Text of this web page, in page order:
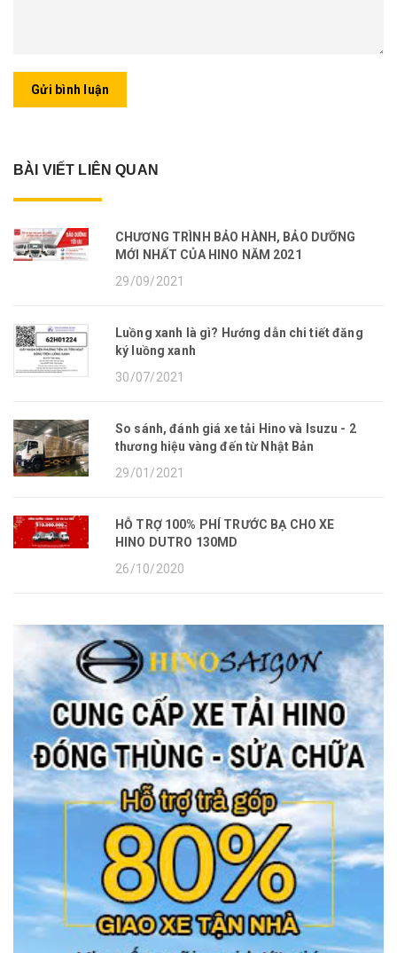
Gửi bình luận
BÀI VIẾT LIÊN QUAN
CHƯƠNG TRÌNH BẢO HÀNH, BẢO DƯỠNG
MỚI NHẤT CỦA HINO NĂM 2021
29/09/2021
Luồng xanh là gì? Hướng dẫn chi tiết đăng
ký luồng xanh
30/07/2021
So sánh, đánh giá xe tải Hino và Isuzu - 2
thương hiệu vàng đến từ Nhật Bản
29/01/2021
HỖ TRỢ 100% PHÍ TRƯỚC BẠ CHO XE
HINO DUTRO 130MD
26/10/2020